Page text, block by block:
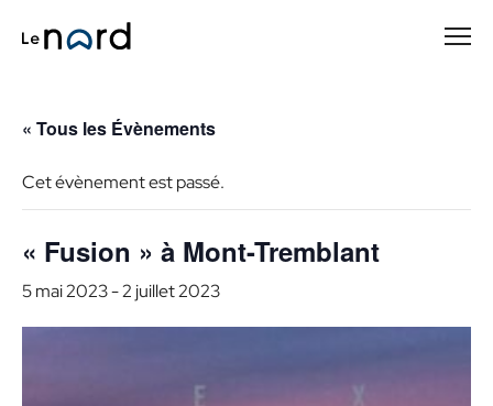
« Tous les Évènements
Cet évènement est passé.
« Fusion » à Mont-Tremblant
5 mai 2023-2 juillet 2023